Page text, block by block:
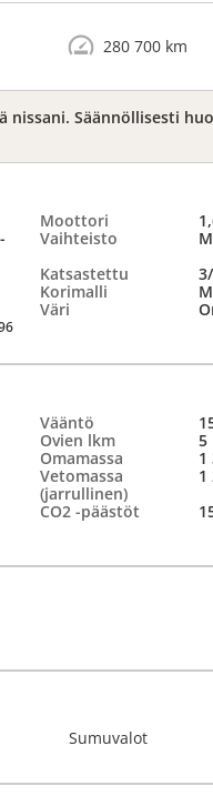
280 700 km
nissani. Säännöllisesti
Moottori
Vaihteisto
Katsastettu
Korimalli
Väri
Vääntö
Ovien lkm
5
Omamassa
1
Vetomassa
(jarrullinen)
1
CO2 -päästöt
Sumuvalot